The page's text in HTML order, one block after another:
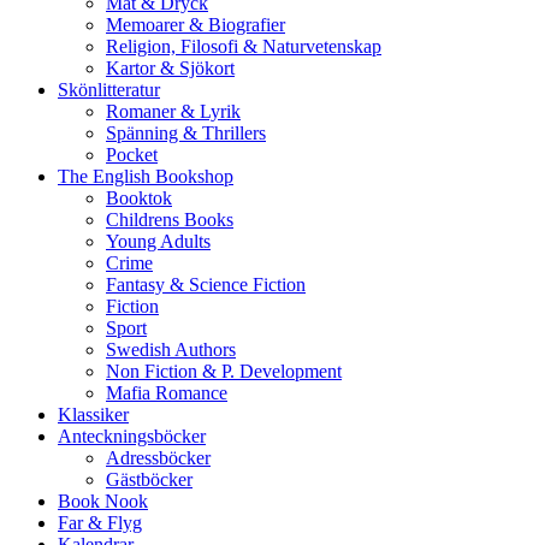
Memoarer & Biografier
Religion, Filosofi & Naturvetenskap
Kartor & Sjökort
Skönlitteratur
Romaner & Lyrik
Spänning & Thrillers
Pocket
The English Bookshop
Booktok
Childrens Books
Young Adults
Crime
Fantasy & Science Fiction
Fiction
Sport
Swedish Authors
Non Fiction & P. Development
Mafia Romance
Klassiker
Anteckningsböcker
Adressböcker
Gästböcker
Book Nook
Far & Flyg